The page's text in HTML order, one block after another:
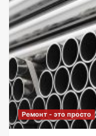
Ремонт - это просто